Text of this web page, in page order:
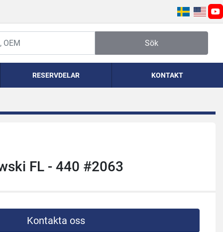
Sök
RESERVDELAR KONTAKT
FL - 440 #2063
Kontakta oss